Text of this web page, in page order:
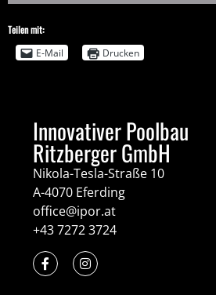
Teilen mit:
E-Mail
Drucken
Innovativer Poolbau
Ritzberger GmbH
Nikola-Tesla-Straße 10
A-4070 Eferding
office@ipor.at
+43 7272 3724